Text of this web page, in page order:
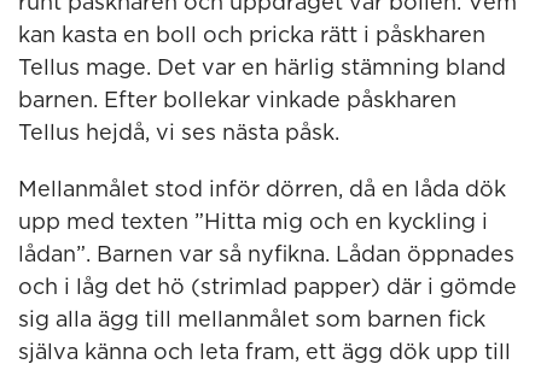
kan kasta en boll och pricka rätt i påskharen
Tellus mage. Det var en härlig stämning bland
barnen. Efter bollekar vinkade påskharen
Tellus hejdå, vi ses nästa påsk.
Mellanmålet stod inför dörren, då en låda dök
upp med texten ”Hitta mig och en kyckling i
lådan”. Barnen var så nyfikna. Lådan öppnades
och i låg det hö (strimlad papper) där i gömde
sig alla ägg till mellanmålet som barnen fick
själva känna och leta fram, ett ägg dök upp till